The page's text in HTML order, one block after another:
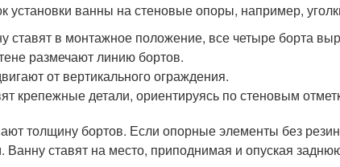
установки ванны на стеновые опоры, например,
ставят в монтажное положение, все четыре борта
размечают линию бортов.
от вертикального ограждения.
крепежные детали, ориентируясь по стеновым
толщину бортов. Если опорные элементы без
Ванну ставят на место, приподнимая и опуская